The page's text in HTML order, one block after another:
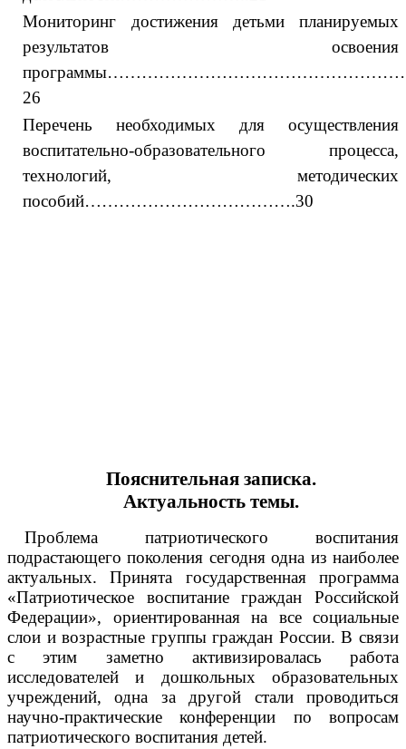
Мониторинг достижения детьми планируемых
результатов освоения
26
Перечень необходимых для осуществления
воспитательно-образовательного процесса,
технологий, методических
пособий……………………………….30
Пояснительная записка.
Актуальность темы.
Проблема патриотического воспитания
подрастающего поколения сегодня одна из наиболее
актуальных. Принята государственная программа
«Патриотическое воспитание граждан Российской
Федерации», ориентированная на все социальные
слои и возрастные группы граждан России. В связи
с этим заметно активизировалась работа
исследователей и дошкольных образовательных
учреждений, одна за другой стали проводиться
научно-практические конференции по вопросам
патриотического воспитания детей.